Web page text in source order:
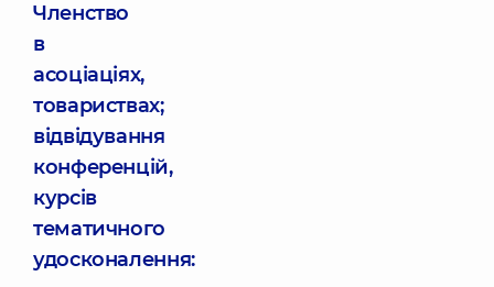
Членство
в
асоціаціях,
товариствах;
відвідування
конференцій,
курсів
тематичного
удосконалення: